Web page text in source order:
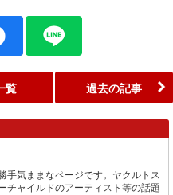
覧 過去の記事
手気ままなページです。ヤクルトス
チャイルドのアーティスト等の話題